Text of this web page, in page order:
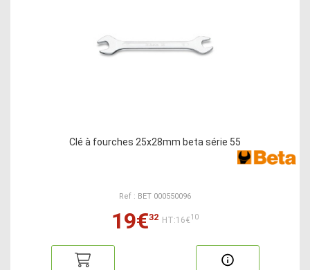
Clé à fourches 25x28mm beta série 55
Ref : BET 000550096
19€32 HT:16€10